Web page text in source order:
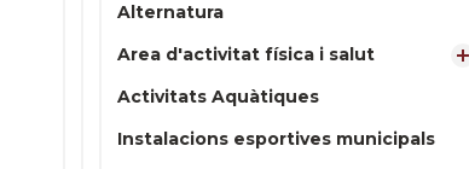
Alternatura
Area d'activitat física i salut
Activitats Aquàtiques
Instalacions esportives municipals